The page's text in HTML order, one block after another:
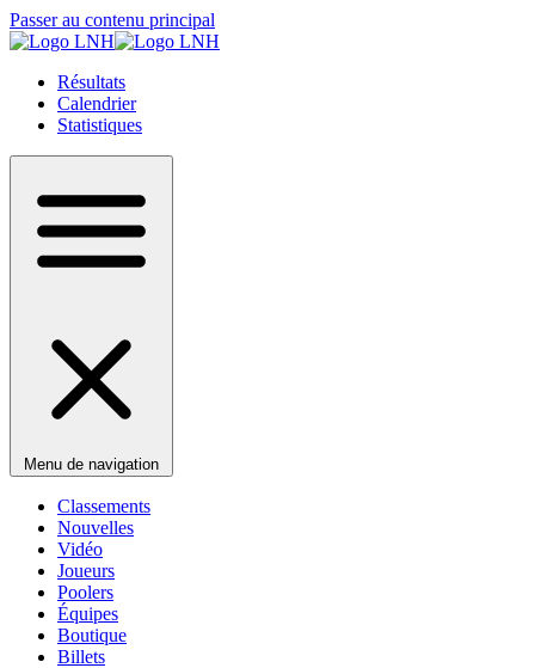
Passer au contenu principal
Résultats
Calendrier
Statistiques
Menu de navigation
Classements
Nouvelles
Vidéo
Joueurs
Poolers
Équipes
Boutique
Billets